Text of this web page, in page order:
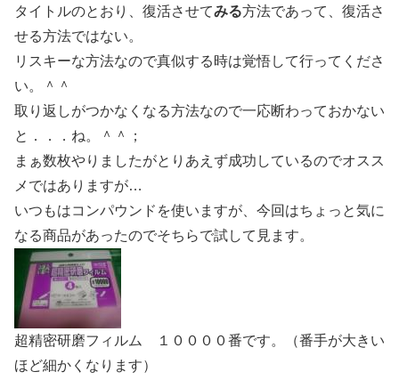
タイトルのとおり、復活させてみる方法であって、復活さ
せる方法ではない。
リスキーな方法なので真似する時は覚悟して行ってくださ
い。＾＾
取り返しがつかなくなる方法なので一応断わっておかない
と．．．ね。＾＾；
まぁ数枚やりましたがとりあえず成功しているのでオスス
メではありますが…
いつもはコンパウンドを使いますが、今回はちょっと気に
なる商品があったのでそちらで試して見ます。
超精密研磨フィルム １００００番です。（番手が大きい
ほど細かくなります）